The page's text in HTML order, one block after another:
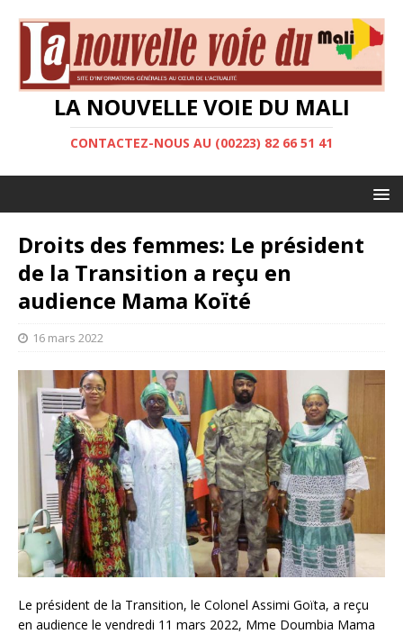
LA NOUVELLE VOIE DU MALI
CONTACTEZ-NOUS AU (00223) 82 66 51 41
Droits des femmes: Le président
de la Transition a reçu en
audience Mama Koïté
16 mars 2022
Le président de la Transition, le Colonel Assimi Goïta, a reçu
en audience le vendredi 11 mars 2022, Mme Doumbia Mama